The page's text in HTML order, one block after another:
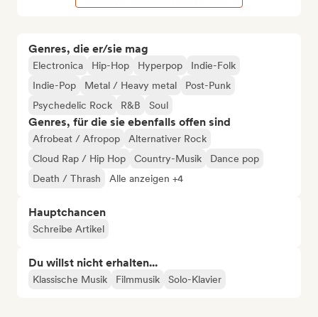
Genres, die er/sie mag
Electronica Hip-Hop Hyperpop
Indie-Folk
Indie-Pop
Metal / Heavy metal
Post-Punk
Psychedelic Rock
R&B Soul
Genres, für die sie ebenfalls offen sind
Afrobeat / Afropop
Alternativer Rock
Cloud Rap / Hip Hop
Country-Musik
Dance pop
Death / Thrash
Alle anzeigen +4
Hauptchancen
Schreibe Artikel
Du willst nicht erhalten...
Klassische Musik Filmmusik Solo-Klavier